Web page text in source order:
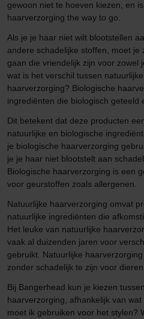
gewoon niet te hoeven kiezen, en
haarverzorging the way to go.
Als je je haar niet wilt blootstellen
andere schadelijke stoffen, moet je
gaan die vriendelijk zijn voor zowel
wat is het verschil tussen
haarverzorging? Biologische
ingrediënten die biologisch geteeld
Dit betekent dat deze producten
natuurlijke en biologische
je biologische haarverzorging
je je haar niet blootstelt aan
Biologische haarverzorging is een
voor geurstoffen zoals allergenen.
Natuurlijke haarverzorging omvat
natuurlijke ingrediënten die
Het leuke van natuurlijke
vaak al duizenden jaren voor
gebruikt. Natuurlijke
zonder schadelijk te zijn voor
Bij Bangerhead kun je kiezen
haarverzorging, afhankelijk van
moet ik gebruiken voor het stylen?